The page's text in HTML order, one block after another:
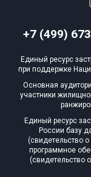
Блокированных
Домов с
Квартир,
блоков в БД
+7 (499)
Единый ресурс
при поддержке
Основная
участники
Единый ресурс
России базу
(свидетельство
программное
(свидетельство